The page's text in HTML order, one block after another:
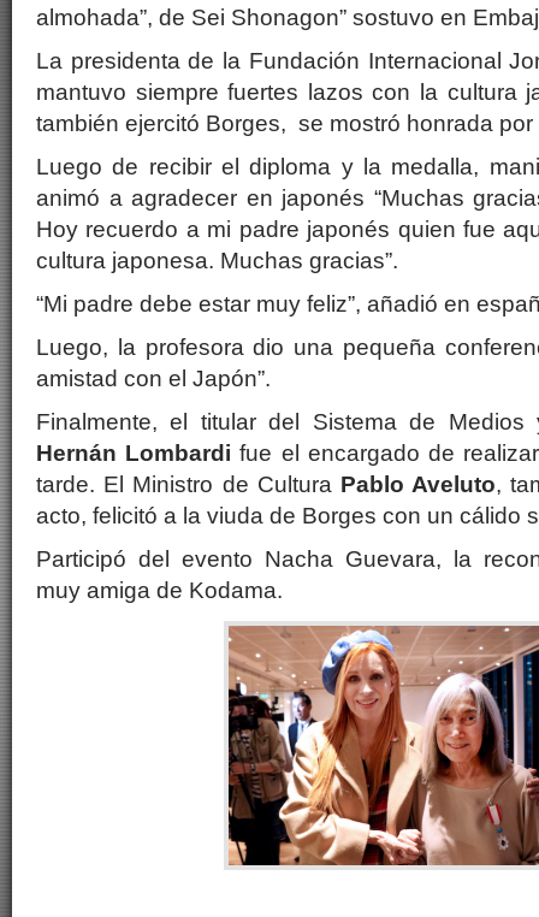
almohada”, de Sei Shonagon” sostuvo en
La presidenta de la Fundación Internacional
mantuvo siempre fuertes lazos con la cultura
también ejercitó Borges, se mostró honrada
Luego de recibir el diploma y la medalla,
animó a agradecer en japonés “Muchas
Hoy recuerdo a mi padre japonés quien fue
cultura japonesa. Muchas gracias”.
“Mi padre debe estar muy feliz”, añadió en
Luego, la profesora dio una pequeña
amistad con el Japón”.
Finalmente, el titular del Sistema de Medios
Hernán Lombardifue el encargado de
tarde. El Ministro de Cultura Pablo Aveluto,
acto, felicitó a la viuda de Borges con un cálido
Participó del evento Nacha Guevara, la
muy amiga de Kodama.